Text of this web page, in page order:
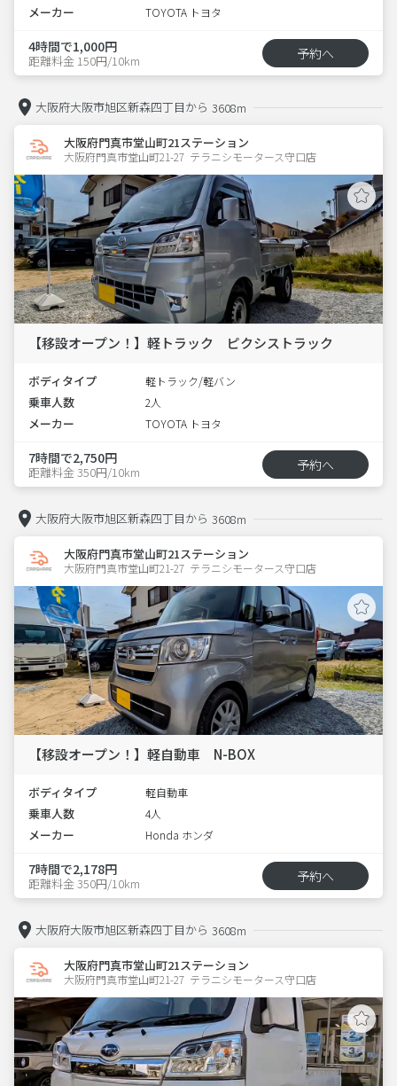
メーカー TOYOTA トヨタ
4時間で1,000円
距離料金 150円/10km 予約へ
大阪府大阪市旭区新森四丁目から 3608m
大阪府門真市堂山町21ステーション
大阪府門真市堂山町21-27  テラニシモータース守口店
【移設オープン！】軽トラック ピクシストラック
ボディタイプ 軽トラック/軽バン
乗車人数 2人
メーカー TOYOTA トヨタ
7時間で2,750円
距離料金 350円/10km 予約へ
大阪府大阪市旭区新森四丁目から 3608m
大阪府門真市堂山町21ステーション
大阪府門真市堂山町21-27  テラニシモータース守口店
【移設オープン！】軽自動車 N-BOX
ボディタイプ 軽自動車
乗車人数 4人
メーカー Honda ホンダ
7時間で2,178円
距離料金 350円/10km 予約へ
大阪府大阪市旭区新森四丁目から 3608m
大阪府門真市堂山町21ステーション
大阪府門真市堂山町21-27  テラニシモータース守口店